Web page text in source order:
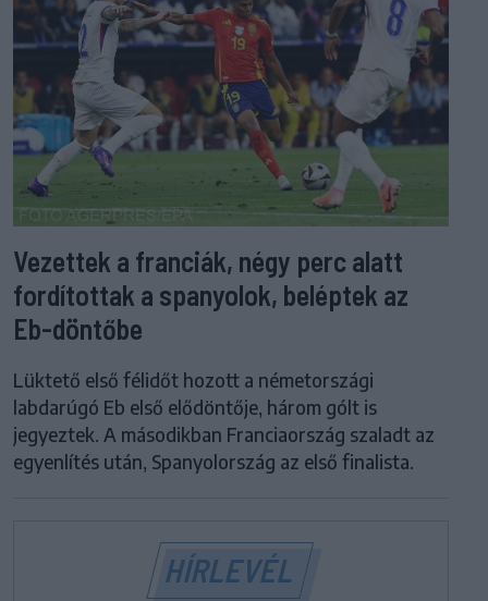
Vezettek a franciák, négy perc alatt
fordítottak a spanyolok, beléptek az
Eb-döntőbe
Lüktető első félidőt hozott a németországi
labdarúgó Eb első elődöntője, három gólt is
jegyeztek. A másodikban Franciaország szaladt az
egyenlítés után, Spanyolország az első finalista.
HÍRLEVÉL